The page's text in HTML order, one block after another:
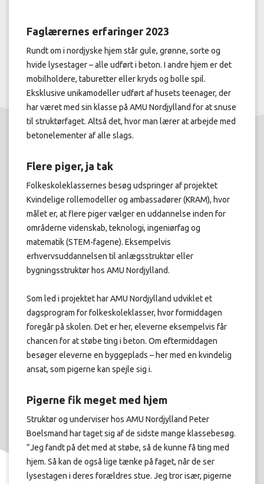
Faglærernes erfaringer 2023
Rundt om i nordjyske hjem står gule, grønne, sorte og
hvide lysestager – alle udført i beton. I andre hjem er det
mobilholdere, taburetter eller kryds og bolle spil.
Eksklusive unikamodeller udført af husets teenager, der
har været med sin klasse på AMU Nordjylland for at snuse
til struktørfaget. Altså det, hvor man lærer at arbejde med
betonelementer af alle slags.
Flere piger, ja tak
Folkeskoleklassernes besøg udspringer af projektet
Kvindelige rollemodeller og ambassadører (KRAM), hvor
målet er, at flere piger vælger en uddannelse inden for
områderne videnskab, teknologi, ingeniørfag og
matematik (STEM-fagene). Eksempelvis
erhvervsuddannelsen til anlægsstruktør eller
bygningsstruktør hos AMU Nordjylland.
Som led i projektet har AMU Nordjylland udviklet et
dagsprogram for folkeskoleklasser, hvor formiddagen
foregår på skolen. Det er her, eleverne eksempelvis får
chancen for at støbe ting i beton. Om eftermiddagen
besøger eleverne en byggeplads – her med en kvindelig
ansat, som pigerne kan spejle sig i.
Pigerne fik meget med hjem
Struktør og underviser hos AMU Nordjylland Peter
Boelsmand har taget sig af de sidste mange klassebesøg.
”Jeg fandt på det med at støbe, så de kunne få ting med
hjem. Så kan de også lige tænke på faget, når de ser
lysestagen i deres forældres stue. Jeg tror især, pigerne